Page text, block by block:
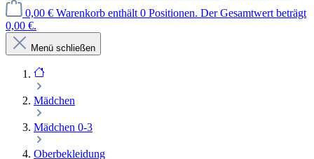
0,00 € Warenkorb enthält 0 Positionen. Der Gesamtwert beträgt
0,00 €.
Menü schließen
Mädchen
Mädchen 0-3
Oberbekleidung